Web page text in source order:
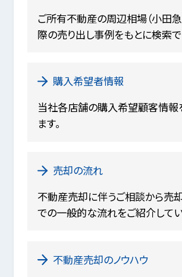
ご所有不動産の周辺相場（小田
際の売り出し事例をもとに検索で
購入希望者情報
当社各店舗の購入希望顧客情報
ます。
売却の流れ
不動産売却に伴うご相談から売
での一般的な流れをご紹介してい
不動産売却のノウハウ